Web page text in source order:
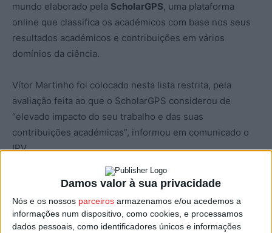
Damos valor à sua privacidade
Nós e os nossos parceiros armazenamos e/ou acedemos a
informações num dispositivo, como cookies, e processamos
dados pessoais, como identificadores únicos e informações
mundo elaborado pela ScholarGPS, uma plataforma
online que classifica os académicos com base nos seus
resultados académicos e contribuições em vários
domínios da ciência.
Vítor Martinho foi colocado nesta lista restrita, pela
avaliação feita ao que o ScholarGPS considerou de
“elevado impacto do seu trabalho e das suas
contribuições académicas”, informou em comunicado o
IPV.
Com 85 publicações e 813 citações, este docente na
Escola Superior de Tecnologia e Gestão de Viseu
considerado o 7.º melhor, ao nível da União Europeia, no
lugar 396 na categoria das ciências de vida, e no 17.º na